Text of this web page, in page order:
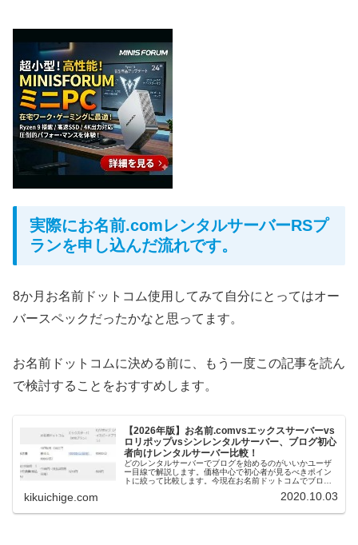
実際にお名前.comレンタルサーバーRSプ
ランを申し込んだ流れです。
8か月お名前ドットコム使用してみて自分にとってはオー
バースペックだったかなと思ってます。
お名前ドットコムに決める前に、もう一度この記事を読ん
で検討することをおすすめします。
【2026年版】お名前.comvsエックスサーバーvs
ロリポップvsシンレンタルサーバー、ブログ初心
者向けレンタルサーバー比較！
どのレンタルサーバーでブログを始めるのがいいかユーザ
ー目線で解説します。価格中心で初心者が見るべきポイン
トに絞って比較します。今現在お名前ドットコムでブログ
kikuichige.com 2020.10.03